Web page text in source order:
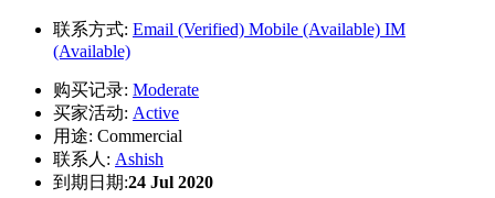
联系方式: Email (Verified) Mobile (Available) IM
(Available)
购买记录: Moderate
买家活动: Active
用途: Commercial
联系人: Ashish
到期日期:24 Jul 2020